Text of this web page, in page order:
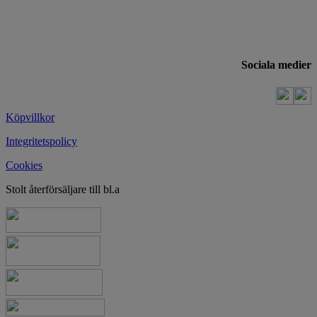
Sociala medier
Köpvillkor
Integritetspolicy
Cookies
Stolt återförsäljare till bl.a